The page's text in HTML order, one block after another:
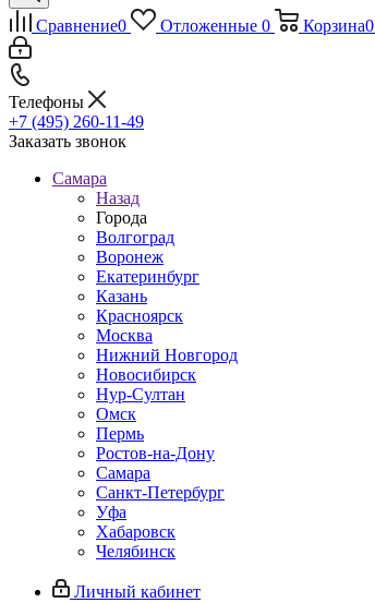
Сравнение0 Отложенные 0 Корзина0
Телефоны
+7 (495) 260-11-49
Заказать звонок
Самара
Назад
Города
Волгоград
Воронеж
Екатеринбург
Казань
Красноярск
Москва
Нижний Новгород
Новосибирск
Нур-Султан
Омск
Пермь
Ростов-на-Дону
Самара
Санкт-Петербург
Уфа
Хабаровск
Челябинск
Личный кабинет